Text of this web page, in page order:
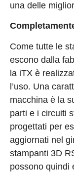
una delle
Come tutte le
escono dalla
la iTX è
l’uso. Una
macchina è la
parti e i circuiti
progettati per
aggiornati nel
stampanti 3D
possono quindi